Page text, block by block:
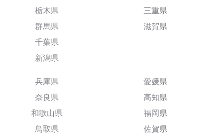
栃木県
群馬県
千葉県
新潟県
三重県
滋賀県
兵庫県
奈良県
和歌山県
鳥取県
愛媛県
高知県
福岡県
佐賀県